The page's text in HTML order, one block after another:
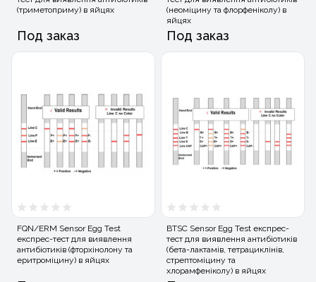
(триметоприму) в яйцях
Под заказ
(неоміцину та флорфеніколу) в
яйцях
Под заказ
FQN/ERM Sensor Egg Test
експрес-тест для виявлення
антибіотиків (фторхінолону та
еритроміцину) в яйцях
BTSC Sensor Egg Test експрес-
тест для виявлення антибіотиків
(бета-лактамів, тетрациклінів,
стрептоміцину та
хлорамфеніколу) в яйцях